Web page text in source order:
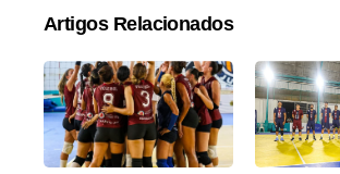
Artigos Relacionados